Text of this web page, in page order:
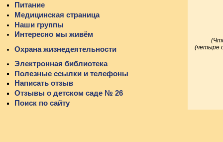
Питание
Медицинская страница
Наши группы
Интересно мы живём
Охрана жизнедеятельности
Электронная библиотека
Полезные ссылки и телефоны
Написать отзыв
Отзывы о детском саде № 26
Поиск по сайту
(четыре